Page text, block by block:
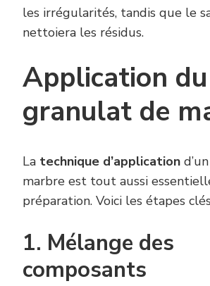
les irrégularités, tandis que le
nettoiera les résidus.
Application du
granulat de
La technique d’application
marbre est tout aussi
préparation. Voici les étapes
1. Mélange des
composants